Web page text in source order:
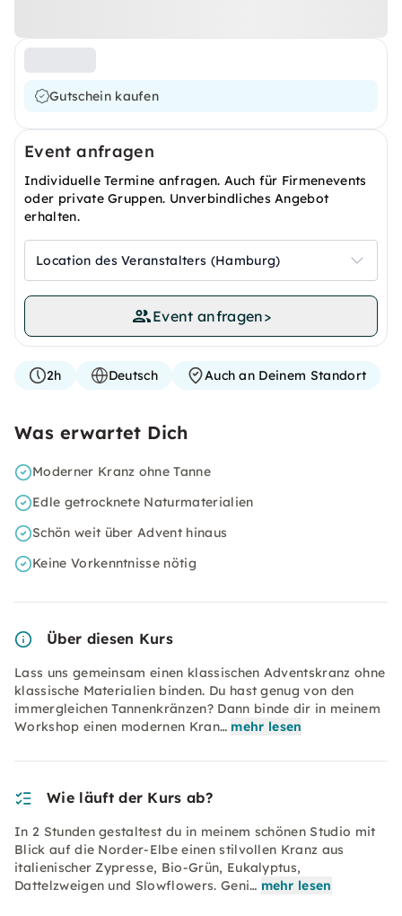
Gutschein kaufen
Event anfragen
Individuelle Termine anfragen. Auch für Firmenevents
oder private Gruppen. Unverbindliches Angebot
erhalten.
Location des Veranstalters (Hamburg)
Event anfragen>
2h Deutsch Auch an Deinem Standort
Was erwartet Dich
Moderner Kranz ohne Tanne
Edle getrocknete Naturmaterialien
Schön weit über Advent hinaus
Keine Vorkenntnisse nötig
Über diesen Kurs
Lass uns gemeinsam einen klassischen Adventskranz ohne
klassische Materialien binden. Du hast genug von den
immergleichen Tannenkränzen? Dann binde dir in meinem
Workshop einen modernen Kran… mehr lesen
Wie läuft der Kurs ab?
In 2 Stunden gestaltest du in meinem schönen Studio mit
Blick auf die Norder-Elbe einen stilvollen Kranz aus
italienischer Zypresse, Bio-Grün, Eukalyptus,
Dattelzweigen und Slowflowers. Geni… mehr lesen